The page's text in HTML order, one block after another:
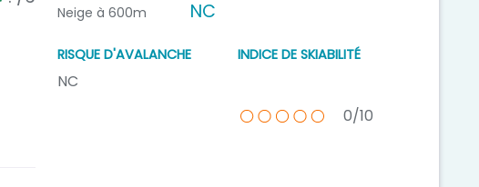
Neige à 600m NC
RISQUE D'AVALANCHE
NC
INDICE DE SKIABILITÉ
0/10